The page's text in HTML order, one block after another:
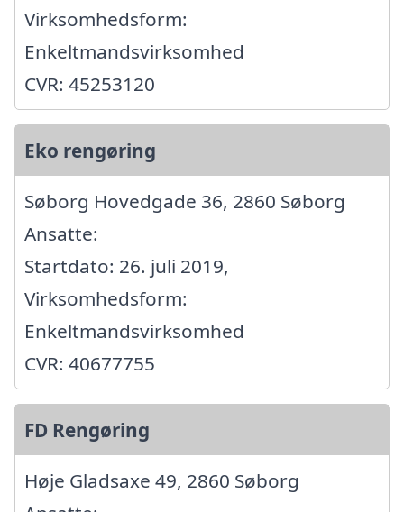
Virksomhedsform:
Enkeltmandsvirksomhed
CVR: 45253120
Eko rengøring
Søborg Hovedgade 36, 2860 Søborg
Ansatte:
Startdato: 26. juli 2019,
Virksomhedsform:
Enkeltmandsvirksomhed
CVR: 40677755
FD Rengøring
Høje Gladsaxe 49, 2860 Søborg